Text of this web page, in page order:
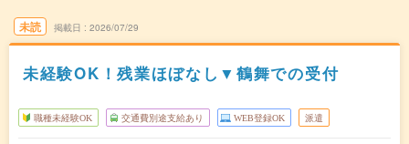
未読 掲載日 2026/07/29
未経験OK！残業ほぼなし▼鶴舞での受付
職種未経験OK 交通費別途支給あり WEB登録OK 派遣